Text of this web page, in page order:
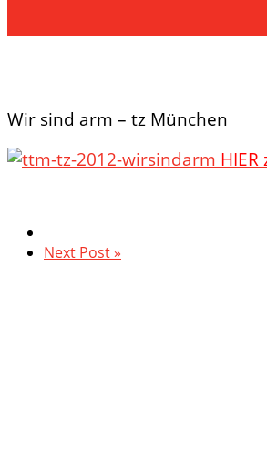
Wir sind arm – tz München
Next Post »